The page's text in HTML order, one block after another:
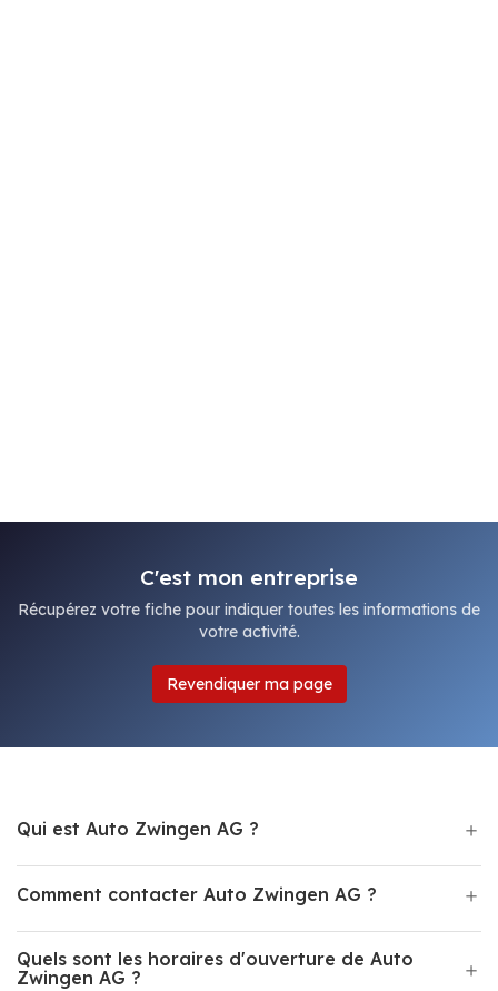
C'est mon entreprise
Récupérez votre fiche pour indiquer toutes les informations de
votre activité.
Revendiquer ma page
Qui est Auto Zwingen AG ?
Comment contacter Auto Zwingen AG ?
Quels sont les horaires d'ouverture de Auto
Zwingen AG ?